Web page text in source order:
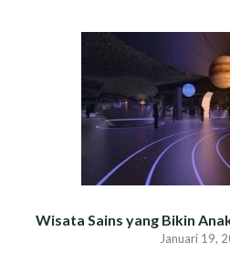
Wisata Sains yang Bikin
Januari 19,